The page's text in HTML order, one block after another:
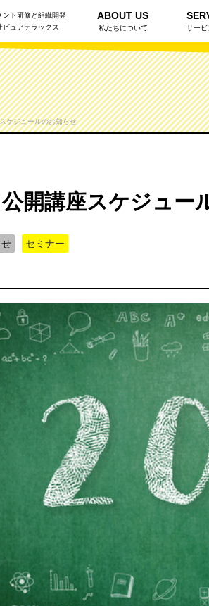
ント研修と組織開発
ピュアテラックス
ABOUT US
私たちについて サービ
ケジュールのお知らせ
開講座スケジュー
セミナー